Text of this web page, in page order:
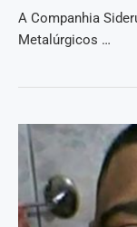
A Companhia
Metalúrgicos …